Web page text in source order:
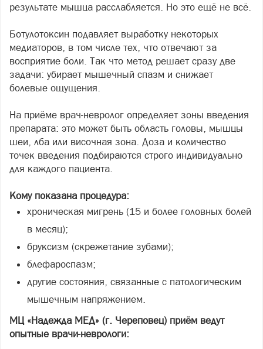
результате мышца расслабляется. Но это ещё не всё.
Ботулотоксин подавляет выработку некоторых
медиаторов, в том числе тех, что отвечают за
восприятие боли. Так что метод решает сразу две
задачи: убирает мышечный спазм и снижает
болевые ощущения.
На приёме врач-невролог определяет зоны введения
препарата: это может быть область головы, мышцы
шеи, лба или височная зона. Доза и количество
точек введения подбираются строго индивидуально
для каждого пациента.
Кому показана процедура:
хроническая мигрень (15 и более головных болей
в месяц);
бруксизм (скрежетание зубами);
блефароспазм;
другие состояния, связанные с патологическим
мышечным напряжением.
МЦ «Надежда МЕД» (г. Череповец) приём ведут
опытные врачи-неврологи: